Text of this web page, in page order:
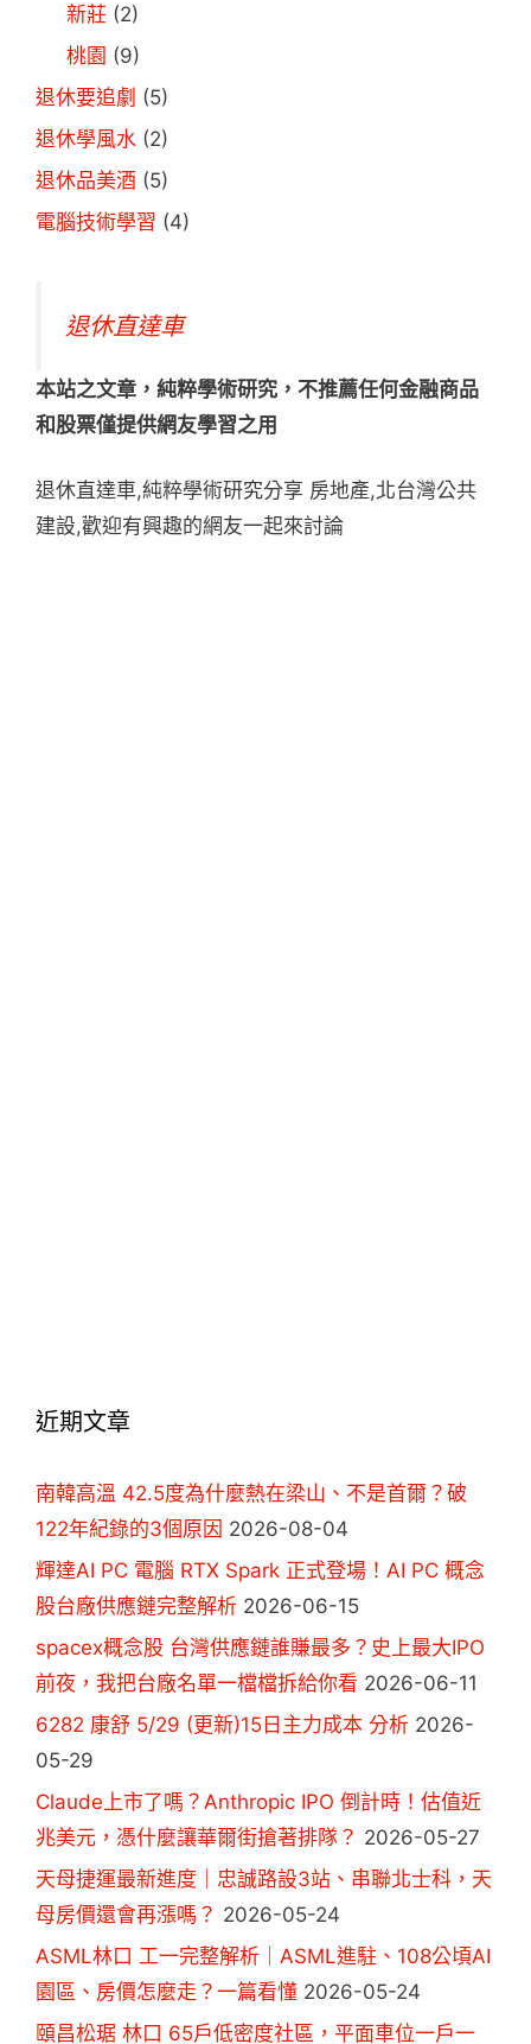
新莊(2)
桃園 (9)
退休要追劇 (5)
退休學風水 (2)
退休品美酒 (5)
電腦技術學習 (4)
退休直達車
本站之文章，純粹學術研究，不推薦任何金融商品
和股票僅提供網友學習之用
退休直達車,純粹學術研究分享 房地產,北台灣公共
建設,歡迎有興趣的網友一起來討論
近期文章
南韓高溫 42.5度為什麼熱在梁山、不是首爾？破
122年紀錄的3個原因 2026-08-04
輝達AI PC 電腦 RTX Spark 正式登場！AI PC 概念
股台廠供應鏈完整解析 2026-06-15
spacex概念股 台灣供應鏈誰賺最多？史上最大IPO
前夜，我把台廠名單一檔檔拆給你看 2026-06-11
6282 康舒 5/29 (更新)15日主力成本 分析 2026-
05-29
Claude上市了嗎？Anthropic IPO 倒計時！估值近
兆美元，憑什麼讓華爾街搶著排隊？ 2026-05-27
天母捷運最新進度｜忠誠路設3站、串聯北士科，天
母房價還會再漲嗎？ 2026-05-24
ASML林口 工一完整解析｜ASML進駐、108公頃AI
園區、房價怎麼走？一篇看懂 2026-05-24
頤昌松琚 林口 65戶低密度社區，平面車位一戶一